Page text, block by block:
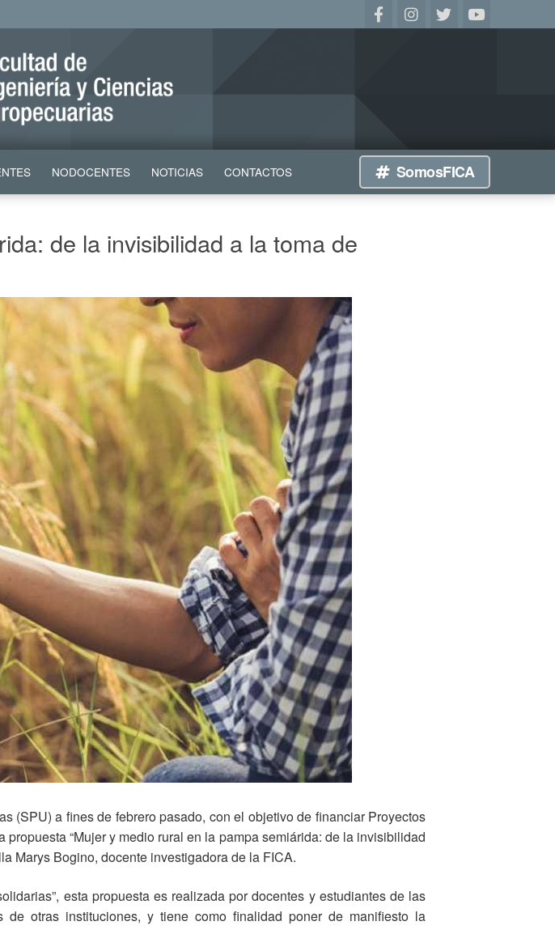
NODOCENTES NOTICIAS CONTACTOS SomosFICA
de la invisibilidad a la toma de
(SPU) a fines de febrero pasado, con el objetivo de financiar Proyectos
“Mujer y medio rural en la pampa semiárida: de la invisibilidad
Marys Bogino, docente investigadora de la FICA.
esta propuesta es realizada por docentes y estudiantes de las
otras instituciones, y tiene como finalidad poner de manifiesto la